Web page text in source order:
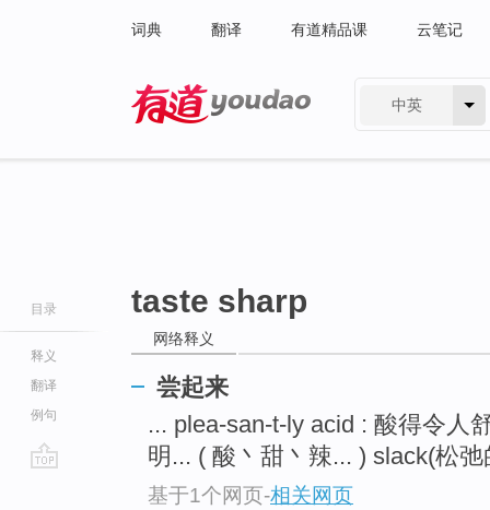
词典 翻译 有道精品课 云笔记
中英
目录
释义
翻译
例句
taste sharp
网络释义
尝起来
... plea-san-t-ly acid : 酸得令人
明... ( 酸丶甜丶辣... ) slack(松
基于1个网页-相关网页